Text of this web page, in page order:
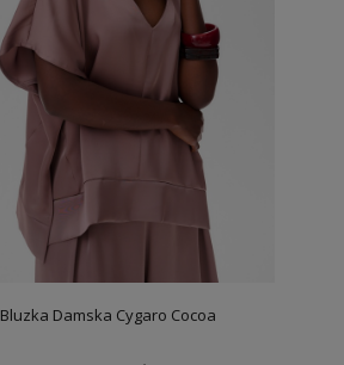
Bluzka Damska Cygaro Cocoa